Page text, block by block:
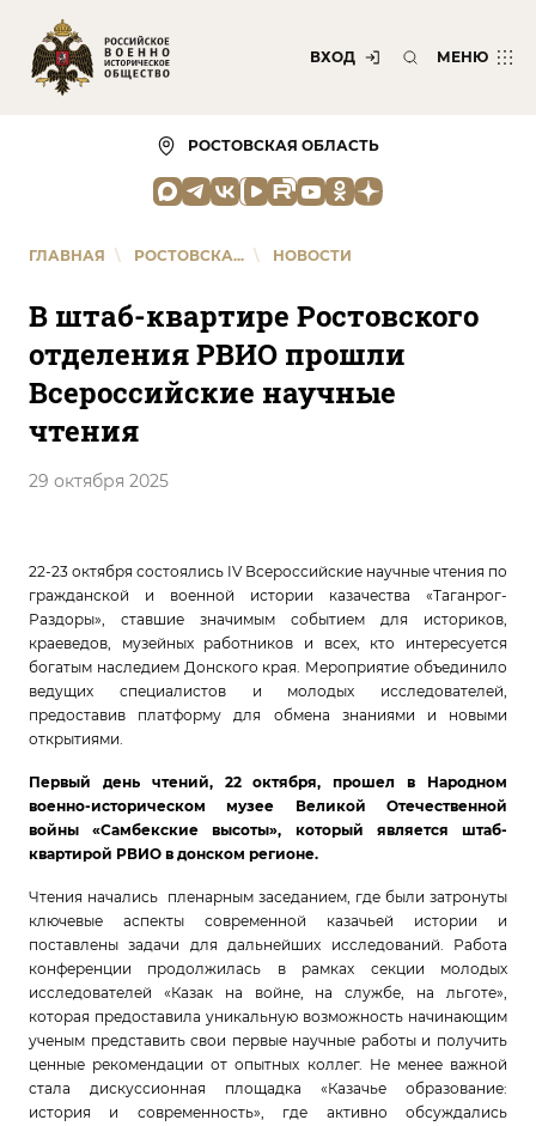
ВХОД МЕНЮ
РОСТОВСКАЯ ОБЛАСТЬ
ГЛАВНАЯ \ РОСТОВСКА... \ НОВОСТИ
В штаб-квартире Ростовского
отделения РВИО прошли
Всероссийские научные
чтения
29 октября 2025
22-23 октября состоялись IV Всероссийские научные чтения по
гражданской и военной истории казачества «Таганрог-
Раздоры», ставшие значимым событием для историков,
краеведов, музейных работников и всех, кто интересуется
богатым наследием Донского края. Мероприятие объединило
ведущих специалистов и молодых исследователей,
предоставив платформу для обмена знаниями и новыми
открытиями.
Первый день чтений, 22 октября, прошел в Народном
военно-историческом музее Великой Отечественной
войны «Самбекские высоты», который является штаб-
квартирой РВИО в донском регионе.
Чтения начались пленарным заседанием, где были затронуты
ключевые аспекты современной казачьей истории и
поставлены задачи для дальнейших исследований. Работа
конференции продолжилась в рамках секции молодых
исследователей «Казак на войне, на службе, на льготе»,
которая предоставила уникальную возможность начинающим
ученым представить свои первые научные работы и получить
ценные рекомендации от опытных коллег. Не менее важной
стала дискуссионная площадка «Казачье образование:
история и современность», где активно обсуждались